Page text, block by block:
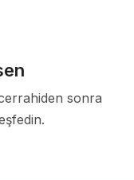
sonra